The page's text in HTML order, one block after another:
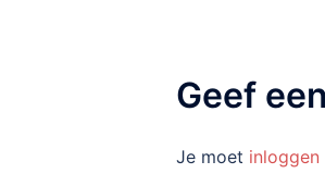
Geef
Je moet inloggen